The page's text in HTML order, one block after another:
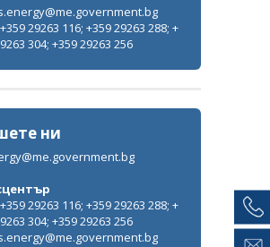
29263 116; +359 29263 288; +
304; +359 29263 256
ни
29263 116; +359 29263 288; +
304; +359 29263 256